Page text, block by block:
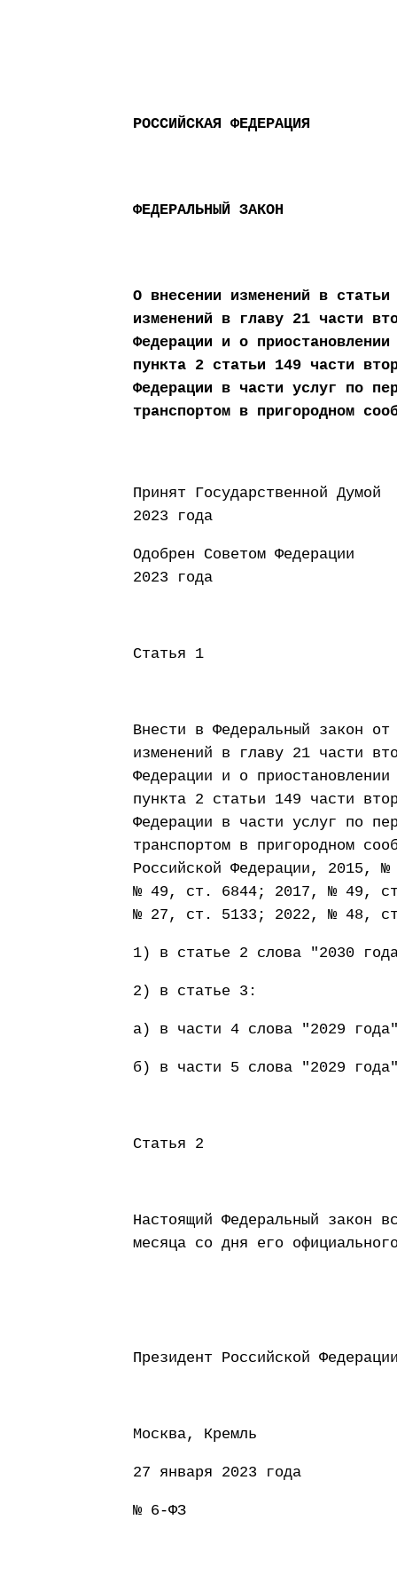
РОССИЙСКАЯ ФЕДЕРАЦИЯ
ФЕДЕРАЛЬНЫЙ ЗАКОН
О внесении изменений в
изменений в главу 21 части
Федерации и о
пункта 2 статьи 149 части
Федерации в части услуг по
транспортом в пригородном
Принят
2023 года
Одобрен
2023 года
Статья 1
Внести в Федеральный закон
изменений в главу 21 части
Федерации и о
пункта 2 статьи 149 части
Федерации в части услуг по
транспортом в пригородном
Российской Федерации,
№ 49, ст. 6844; 2017, № 49,
№ 27, ст. 5133; 2022, № 48,
1) в статье 2 слова "2030
2) в статье 3:
а) в части 4 слова "2029
б) в части 5 слова "2029
Статья 2
Настоящий Федеральный закон
месяца со дня его
Президент
Москва, Кремль
27 января 2023 года
№ 6-ФЗ